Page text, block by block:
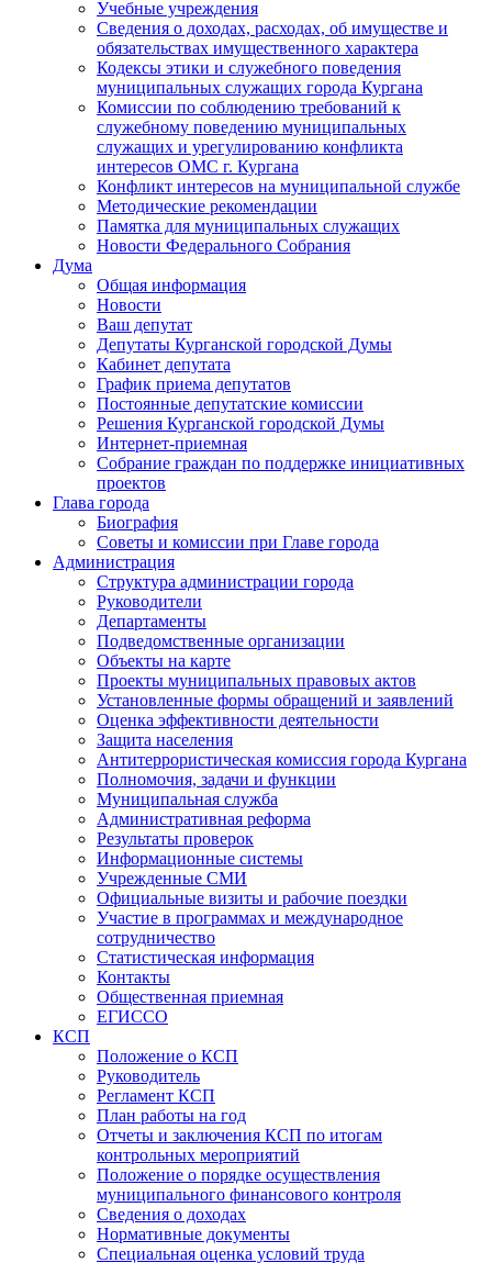
Учебные учреждения
Сведения о доходах, расходах, об имуществе и
обязательствах имущественного характера
Кодексы этики и служебного поведения
муниципальных служащих города Кургана
Комиссии по соблюдению требований к
служебному поведению муниципальных
служащих и урегулированию конфликта
интересов ОМС г. Кургана
Конфликт интересов на муниципальной службе
Методические рекомендации
Памятка для муниципальных служащих
Новости Федерального Cобрания
Дума
Общая информация
Новости
Ваш депутат
Депутаты Курганской городской Думы
Кабинет депутата
График приема депутатов
Постоянные депутатские комиссии
Решения Курганской городской Думы
Интернет-приемная
Собрание граждан по поддержке инициативных
проектов
Глава города
Биография
Советы и комиссии при Главе города
Администрация
Структура администрации города
Руководители
Департаменты
Подведомственные организации
Объекты на карте
Проекты муниципальных правовых актов
Установленные формы обращений и заявлений
Оценка эффективности деятельности
Защита населения
Антитеррористическая комиссия города Кургана
Полномочия, задачи и функции
Муниципальная служба
Административная реформа
Результаты проверок
Информационные системы
Учрежденные СМИ
Официальные визиты и рабочие поездки
Участие в программах и международное
сотрудничество
Статистическая информация
Контакты
Общественная приемная
ЕГИССО
КСП
Положение о КСП
Руководитель
Регламент КСП
План работы на год
Отчеты и заключения КСП по итогам
контрольных мероприятий
Положение о порядке осуществления
муниципального финансового контроля
Сведения о доходах
Нормативные документы
Специальная оценка условий труда